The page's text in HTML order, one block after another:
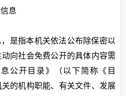
息
是指本机关依法公布除保密以
向社会免费公开的具体内容需
公开目录》（以下简称《目
的机构职能、有关文件、发展